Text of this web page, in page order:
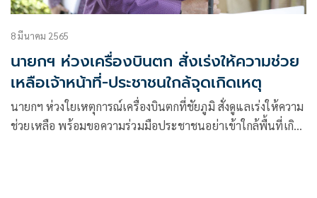
8 มีนาคม 2565
นายกฯ ห่วงเครื่องบินตก สั่งเร่งให้ความช่วย
เหลือเจ้าหน้าที่-ประชาชนใกล้จุดเกิดเหตุ
นายกฯ ห่วงใยเหตุการณ์เครื่องบินตกที่ชัยภูมิ สั่งดูแลเร่งให้ความ
ช่วยเหลือ พร้อมขอความร่วมมือประชาชนอย่าเข้าใกล้พื้นที่เกิด